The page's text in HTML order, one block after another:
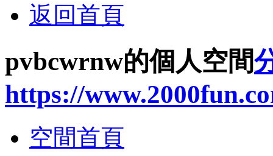
返回首頁
pvbcwrnw的個人空間
https://
空間首頁